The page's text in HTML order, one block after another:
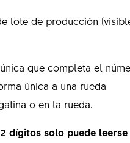
lote de producción
que completa el
única a una rueda
o en la rueda.
dígitos solo puede leerse